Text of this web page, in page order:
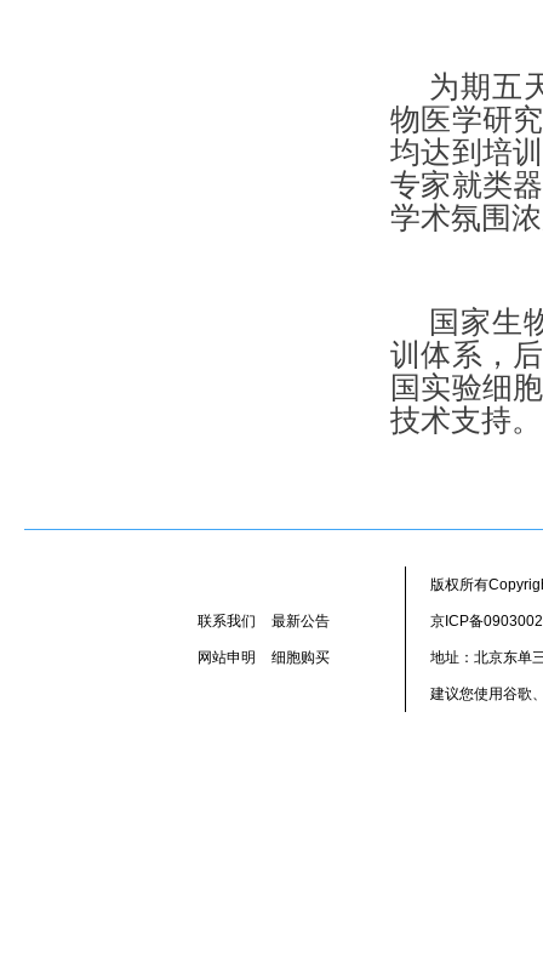
为期五
物医学研
均达到培
专家就类
学术氛围
国家生
训体系，
国实验细
技术支持。
联系我们 最新公告
网站申明 细胞购买
版权所有
京ICP备
地址：北京东单
建议您使用谷歌